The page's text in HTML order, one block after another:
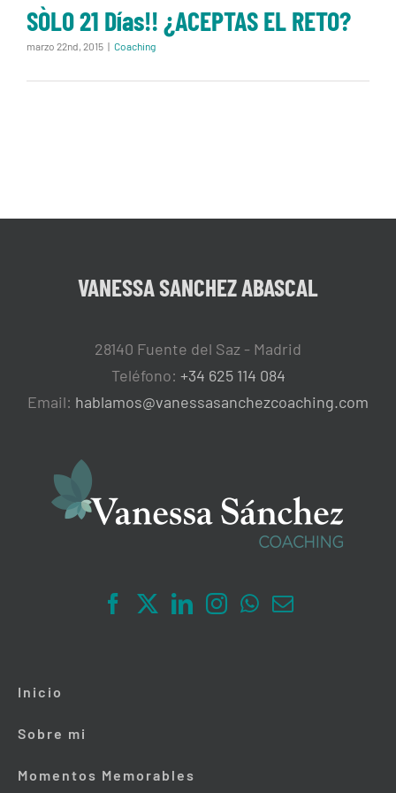
SÒLO 21 Días!! ¿ACEPTAS EL RETO?
marzo 22nd, 2015 | Coaching
VANESSA SANCHEZ ABASCAL
28140 Fuente del Saz - Madrid
Teléfono: +34 625 114 084
Email: hablamos@vanessasanchezcoaching.com
Inicio
Sobre mi
Momentos Memorables